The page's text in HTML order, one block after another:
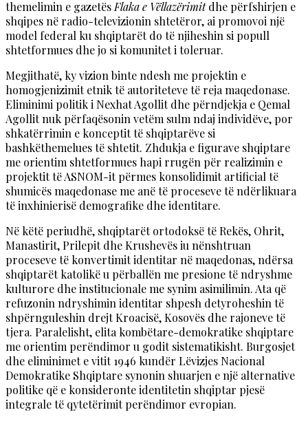
themelimin e gazetës Flaka e Vëllazërimitdhe përfshirjen e
shqipes në radio-televizionin shtetëror, ai promovoi një
model federal ku shqiptarët do të njiheshin si popull
shtetformues dhe jo si komunitet i toleruar.
Megjithatë, ky vizion binte ndesh me projektin e
homogjenizimit etnik të autoriteteve të reja maqedonase.
Eliminimi politik i Nexhat Agollit dhe përndjekja e Qemal
Agollit nuk përfaqësonin vetëm sulm ndaj individëve, por
shkatërrimin e konceptit të shqiptarëve si
bashkëthemelues të shtetit. Zhdukja e figurave shqiptare
me orientim shtetformues hapi rrugën për realizimin e
projektit të ASNOM-it përmes konsolidimit artificial të
shumicës maqedonase me anë të proceseve të ndërlikuara
të inxhinierisë demografike dhe identitare.
Në këtë periudhë, shqiptarët ortodoksë të Rekës, Ohrit,
Manastirit, Prilepit dhe Krushevës iu nënshtruan
proceseve të konvertimit identitar në maqedonas, ndërsa
shqiptarët katolikë u përballën me presione të ndryshme
kulturore dhe institucionale me synim asimilimin. Ata që
refuzonin ndryshimin identitar shpesh detyroheshin të
shpërnguleshin drejt Kroacisë, Kosovës dhe rajoneve të
tjera. Paralelisht, elita kombëtare-demokratike shqiptare
me orientim perëndimor u godit sistematikisht. Burgosjet
dhe eliminimet e vitit 1946 kundër Lëvizjes Nacional
Demokratike Shqiptare synonin shuarjen e një alternative
politike që e konsideronte identitetin shqiptar pjesë
integrale të qytetërimit perëndimor evropian.